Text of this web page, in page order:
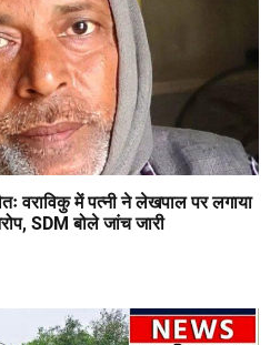
वराविकु में पत्नी ने लेखपाल पर लगाया
SDM बोले जांच जारी